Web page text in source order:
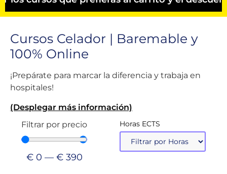
Cursos Celador | Baremable y
100% Online
¡Prepárate para marcar la diferencia y trabaja en
hospitales!
(Desplegar más información)
Filtrar por precio
€ 0 — € 390
Horas ECTS